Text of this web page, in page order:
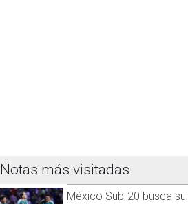
Notas más visitadas
México Sub-20 busca